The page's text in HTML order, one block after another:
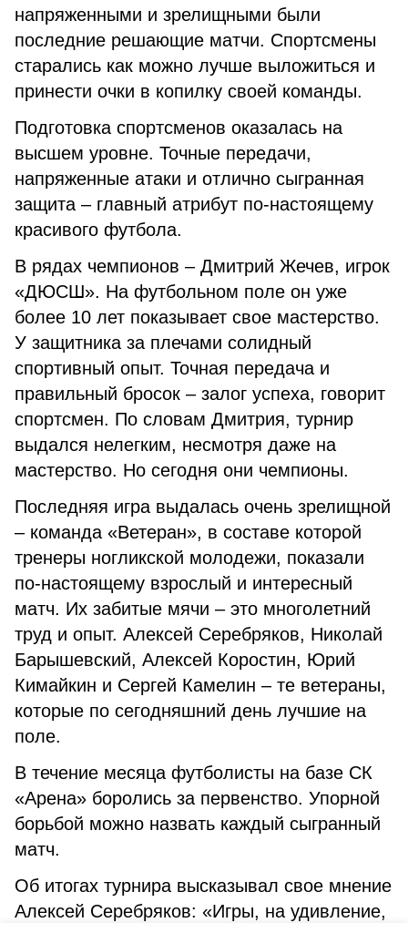
напряженными и зрелищными были
последние решающие матчи. Спортсмены
старались как можно лучше выложиться и
принести очки в копилку своей команды.
Подготовка спортсменов оказалась на
высшем уровне. Точные передачи,
напряженные атаки и отлично сыгранная
защита – главный атрибут по-настоящему
красивого футбола.
В рядах чемпионов – Дмитрий Жечев, игрок
«ДЮСШ». На футбольном поле он уже
более 10 лет показывает свое мастерство.
У защитника за плечами солидный
спортивный опыт. Точная передача и
правильный бросок – залог успеха, говорит
спортсмен. По словам Дмитрия, турнир
выдался нелегким, несмотря даже на
мастерство. Но сегодня они чемпионы.
Последняя игра выдалась очень зрелищной
– команда «Ветеран», в составе которой
тренеры ногликской молодежи, показали
по-настоящему взрослый и интересный
матч. Их забитые мячи – это многолетний
труд и опыт. Алексей Серебряков, Николай
Барышевский, Алексей Коростин, Юрий
Кимайкин и Сергей Камелин – те ветераны,
которые по сегодняшний день лучшие на
поле.
В течение месяца футболисты на базе СК
«Арена» боролись за первенство. Упорной
борьбой можно назвать каждый сыгранный
матч.
Об итогах турнира высказывал свое мнение
Алексей Серебряков: «Игры, на удивление,